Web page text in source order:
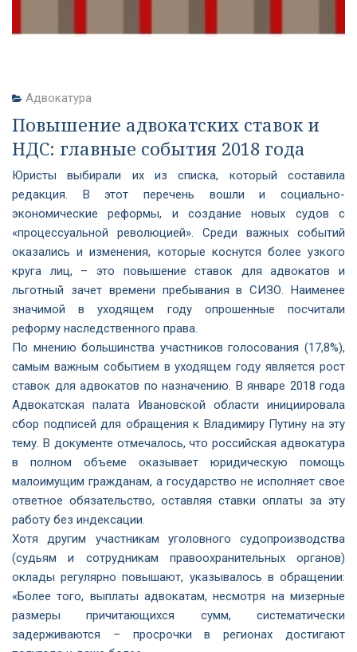
Адвокатура
Повышение адвокатских ставок и
НДС: главные события 2018 года
Юристы выбирали их из списка, который составила
редакция. В этот перечень вошли и социально-
экономические реформы, и создание новых судов с
«процессуальной революцией». Среди важных событий
оказались и изменения, которые коснутся более узкого
круга лиц, – это повышение ставок для адвокатов и
льготный зачет времени пребывания в СИЗО. Наименее
значимой в уходящем году опрошенные посчитали
реформу наследственного права.
По мнению большинства участников голосования (17,8%),
самым важным событием в уходящем году является рост
ставок для адвокатов по назначению. В январе 2018 года
Адвокатская палата Ивановской области инициировала
сбор подписей для обращения к Владимиру Путину на эту
тему. В документе отмечалось, что российская адвокатура
в полном объеме оказывает юридическую помощь
малоимущим гражданам, а государство не исполняет свое
ответное обязательство, оставляя ставки оплаты за эту
работу без индексации.
Хотя другим участникам уголовного судопроизводства
(судьям и сотрудникам правоохранительных органов)
оклады регулярно повышают, указывалось в обращении:
«Более того, выплаты адвокатам, несмотря на мизерные
размеры причитающихся сумм, систематически
задерживаются – просрочки в регионах достигают